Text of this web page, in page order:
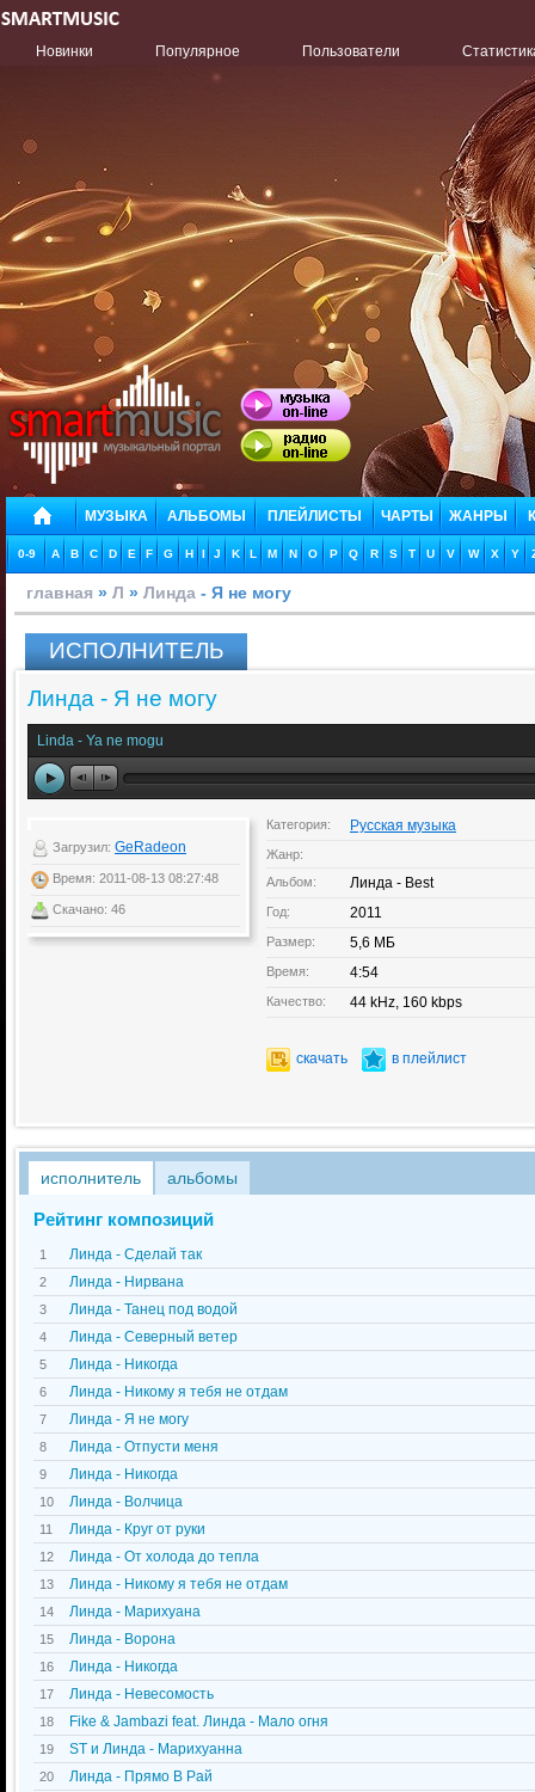
Новинки Популярное Пользователи
МУЗЫКА АЛЬБОМЫ ПЛЕЙЛИСТЫ ЧАРТЫ ЖАНРЫ
0-9 A B C D E F G H I J K L M N O P Q R S T U V W X Y
главная » Л » Линда - Я не могу
ИСПОЛНИТЕЛЬ
Линда - Я не могу
Linda - Ya ne mogu
Загрузил: GeRadeon
Время: 2011-08-13 08:27:48
Скачано: 46
Категория: Русская музыка
Жанр:
Альбом:
Линда - Best
Год: 2011
Размер: 5,6 МБ
Время: 4:54
Качество: 44 kHz, 160 kbps
скачать в плейлист
исполнитель альбомы
Рейтинг композиций
1 Линда - Сделай так
2 Линда - Нирвана
3 Линда - Танец под водой
4 Линда - Северный ветер
5 Линда - Никогда
6 Линда - Никому я тебя не отдам
7 Линда - Я не могу
8 Линда - Отпусти меня
9 Линда - Никогда
10 Линда - Волчица
11 Линда - Круг от руки
12 Линда - От холода до тепла
13 Линда - Никому я тебя не отдам
14 Линда - Марихуана
15 Линда - Ворона
16 Линда - Никогда
17 Линда - Невесомость
18 Fike & Jambazi feat. Линда - Мало огня
19 ST и Линда - Марихуанна
20 Линда - Прямо В Рай